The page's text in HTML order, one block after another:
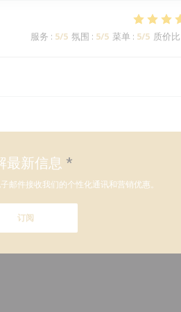
服务 : 5/5 氛围 : 5/5 菜单 : 5/5 质价比
最新信息 *
邮件接收我们的个性化通讯和营销优惠。
订阅